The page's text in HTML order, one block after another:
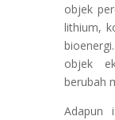
objek
lithium,
objek
berubah
Adapun